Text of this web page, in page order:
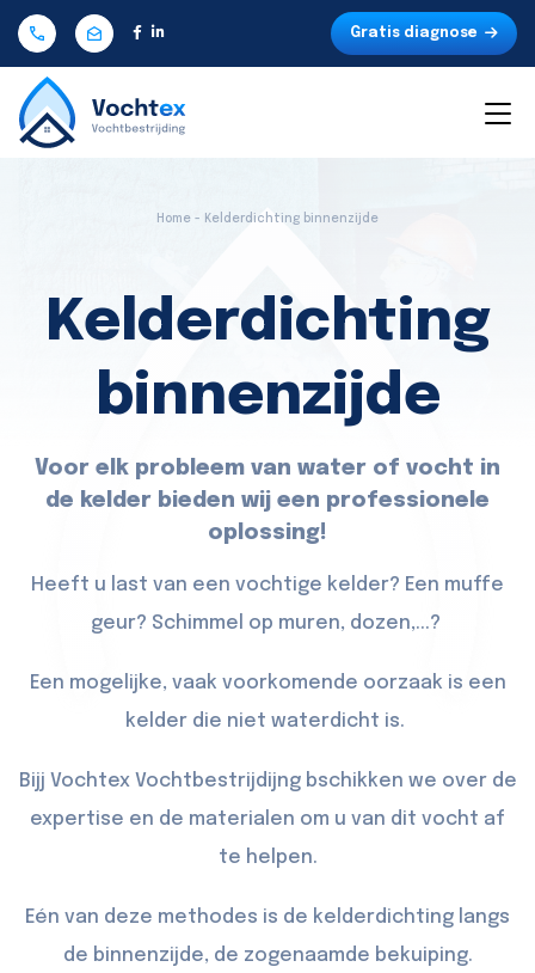
Gratis diagnose
Home - Kelderdichting binnenzijde
Kelderdichting
binnenzijde
Voor elk probleem van water of vocht in
de kelder bieden wij een professionele
oplossing!
Heeft u last van een vochtige kelder? Een muffe
geur? Schimmel op muren, dozen,...?
Een mogelijke, vaak voorkomende oorzaak is een
kelder die niet waterdicht is.
Bijj Vochtex Vochtbestrijdijng bschikken we over de
expertise en de materialen om u van dit vocht af
te helpen.
Eén van deze methodes is de kelderdichting langs
de binnenzijde, de zogenaamde bekuiping.